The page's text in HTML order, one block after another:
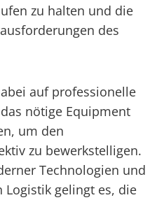
zu halten und die
des
auf professionelle
nötige Equipment
um den
zu bewerkstelligen.
Technologien und
gelingt es, die